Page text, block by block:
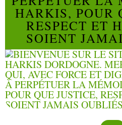
HARKIS, POUR
RESPECT ET
SOIENT